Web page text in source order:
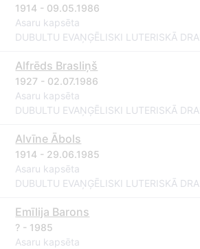
1914 - 09.05.1986
Asaru kapsēta
DUBULTU EVAŅĢĒLISKI LUTERISKĀ
Alfrēds Brasliņš
1927 - 02.07.1986
Asaru kapsēta
DUBULTU EVAŅĢĒLISKI LUTERISKĀ
Alvīne Ābols
1914 - 29.06.1985
Asaru kapsēta
DUBULTU EVAŅĢĒLISKI LUTERISKĀ
Emīlija Barons
? - 1985
Asaru kapsēta